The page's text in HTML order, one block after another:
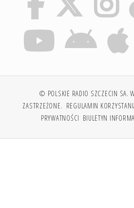
© POLSKIE RADIO SZCZECIN SA.
ZASTRZEŻONE. REGULAMIN
PRYWATNOŚCI BIULETYN